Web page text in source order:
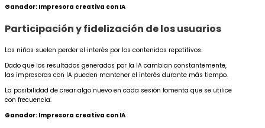
Ganador: Impresora creativa con IA
Participación y fidelización de los usuarios
Los niños suelen perder el interés por los contenidos repetitivos.
Dado que los resultados generados por la IA cambian constantemente,
las impresoras con IA pueden mantener el interés durante más tiempo.
La posibilidad de crear algo nuevo en cada sesión fomenta que se utilice
con frecuencia.
Ganador: Impresora creativa con IA